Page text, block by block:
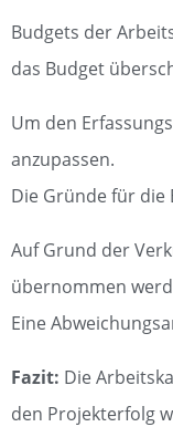
Budgets der
das Budget
Um den
anzupassen.
Die Gründe für
Auf Grund der
übernommen
Eine
Fazit: Die
den Projekterfolg